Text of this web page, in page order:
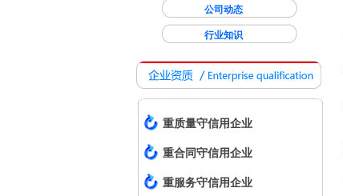
公司动态
行业知识
重质量守信用企业
重合同守信用企业
重服务守信用企业